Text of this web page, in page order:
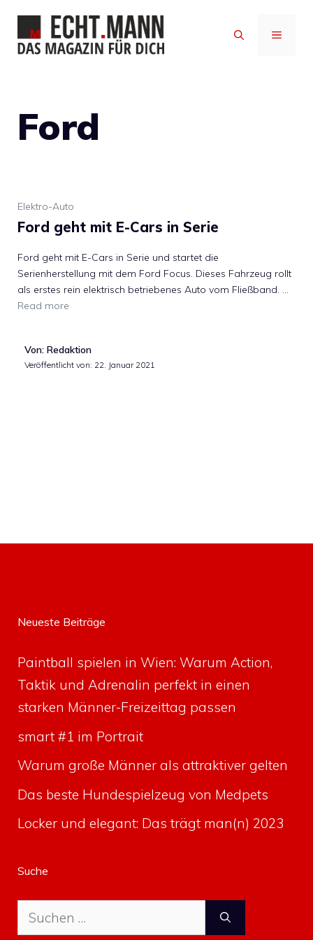
Inhalt
springen
MENÜ
Ford
Elektro-Auto
Ford geht mit E-Cars in Serie
Ford geht mit E-Cars in Serie und startet die
Serienherstellung mit dem Ford Focus. Dieses Fahrzeug rollt
als erstes rein elektrisch betriebenes Auto vom Fließband. …
Read more
Von: Redaktion
Veröffentlicht von: 22. Januar 2021
Neueste Beiträge
Paintball spielen in Wien: Warum Action,
Taktik und Adrenalin perfekt in einen
starken Männer-Freizeittag passen
smart #1 im Portrait
Warum große Männer als attraktiver gelten
Das beste Hundespielzeug von Medpets
Locker und elegant: Das trägt man(n) 2023
Suche
Suche
nach: